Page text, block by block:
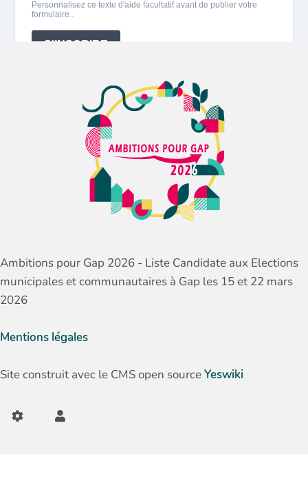
Ambitions pour Gap 2026 - Liste Candidate aux Elections
municipales et communautaires à Gap les 15 et 22 mars
2026
Mentions légales
Site construit avec le CMS open sourceYeswiki